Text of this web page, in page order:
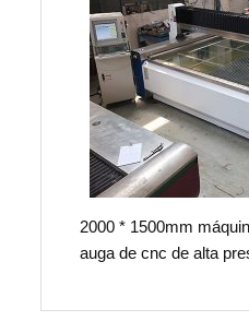
2000 * 1500mm
auga de cnc de alta